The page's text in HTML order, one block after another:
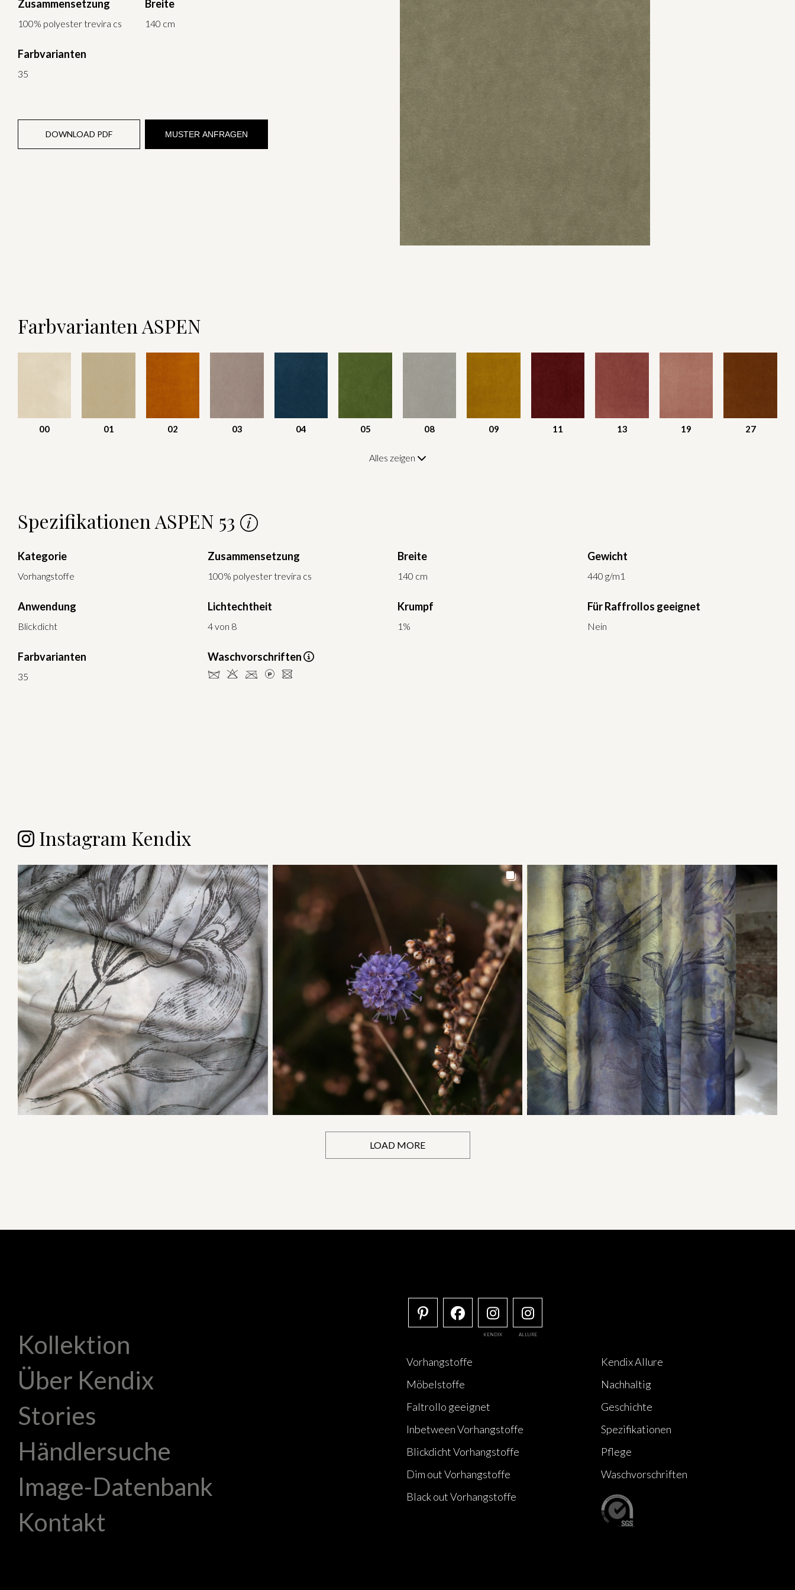
Zusammensetzung
100% polyester trevira cs
Breite
140 cm
Farbvarianten
35
DOWNLOAD PDF MUSTER ANFRAGEN
Farbvarianten ASPEN
00 01 02 03 04 05 08 09 11 13 19 27
Alles zeigen
Spezifikationen ASPEN 53
Kategorie
Vorhangstoffe
Zusammensetzung
100% polyester trevira cs
Breite
140 cm
Gewicht
440 g/m1
Anwendung
Blickdicht
Lichtechtheit
4 von 8
Krumpf
1%
Für Raffrollos geeignet
Nein
Farbvarianten
35
Waschvorschriften
dHCLU
Instagram Kendix
LOAD MORE
Kollektion
Über Kendix
Stories
Händlersuche
Image-Datenbank
Kontakt
KENDIX ALLURE
Vorhangstoffe
Möbelstoffe
Faltrollo geeignet
Inbetween Vorhangstoffe
Blickdicht Vorhangstoffe
Dim out Vorhangstoffe
Black out Vorhangstoffe
Kendix Allure
Nachhaltig
Geschichte
Spezifikationen
Pflege
Waschvorschriften